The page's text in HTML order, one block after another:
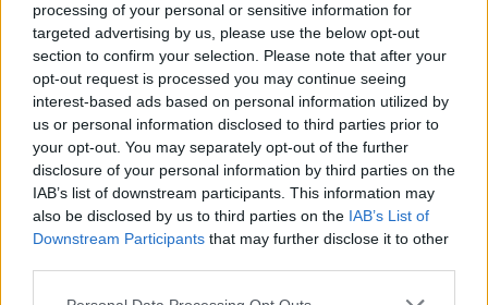
processing of your personal or sensitive information for
targeted advertising by us, please use the below opt-out
section to confirm your selection. Please note that after your
opt-out request is processed you may continue seeing
interest-based ads based on personal information utilized by
us or personal information disclosed to third parties prior to
your opt-out. You may separately opt-out of the further
disclosure of your personal information by third parties on the
IAB’s list of downstream participants. This information may
also be disclosed by us to third parties on the IAB’s List of
Downstream Participants that may further disclose it to other
Please note that this website/app uses one or more Google
Ένα μικρό εστιατόριο που τιμά την παραδοσιακή
ελληνική και μεσογειακή κουζίνα η Μασσαλία στη
Νέα Φωκαία θα σε κερδίσει με την πρώτη κιόλας
μπουκιά. Το σκηνικό χαλαρό, χωριάτικο και με μια
οικειότητα παρόμοια με αυτή που νιώθεις σε
αγαπημένα οικογενειακά τραπέζια σε προδιαθέτει